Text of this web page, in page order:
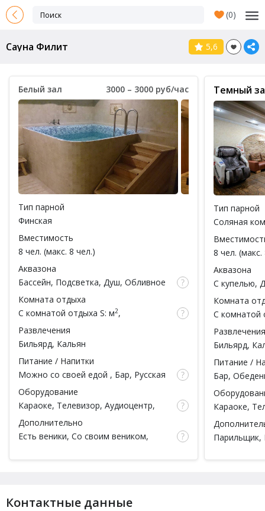
(0)
Сауна Филит 5,6
Белый зал 3000 – 3000 руб/час
Тип парной
Финская
Вместимость
8 чел. (макс. 8 чел.)
Аквазона
Бассейн, Подсветка, Душ, Обливное
Комната отдыха
С комнатой отдыха S: м2,
Развлечения
Бильярд, Кальян
Питание / Напитки
Можно со своей едой , Бар, Русская
кухня, Европейская кухня, Обеденная
зона, Чай
Оборудование
Караоке, Телевизор, Аудиоцентр,
кресло
Дополнительно
Есть веники, Со своим веником,
Банкетный зал, Тапочки, Простыни,
Темный
Тип парной
Соляная
8 чел. (макс.
Аквазона
С купелью,
Комната
С комнатой
Развлечения
Бильярд,
Питание /
Бар,
Караоке,
Парильщик,
Контактные данные